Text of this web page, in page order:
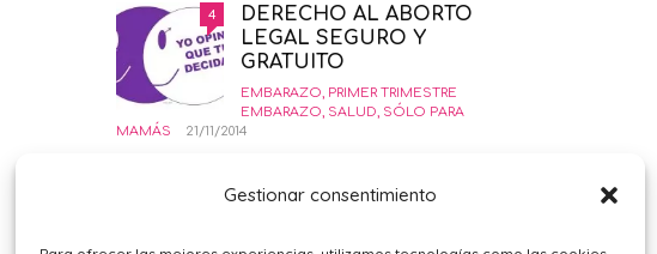
Gestionar consentimiento
4
DERECHO AL ABORTO
LEGAL SEGURO Y
GRATUITO
EMBARAZO, PRIMER TRIMESTRE
EMBARAZO, SALUD, SÓLO PARA
MAMÁS
21/11/2014
¿POR QUÉ ME SIENTO